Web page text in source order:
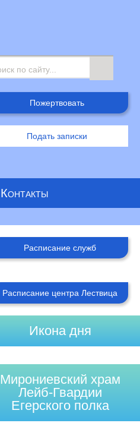
Пожертвовать
Подать записки
Контакты
Расписание служб
Расписание центра Лествица
Икона дня
Мирониевский храм
Лейб-Гвардии
Егерского полка